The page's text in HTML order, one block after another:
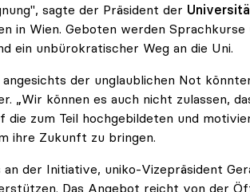
sagte der Präsident der
in Wien. Geboten werden
ein unbürokratischer Weg an die Uni.
der unglaublichen Not
„Wir können es auch nicht zulassen,
zum Teil hochgebildeten und
ihre Zukunft zu bringen.
der Initiative, uniko-Vizepräsident
Das Angebot reicht von der